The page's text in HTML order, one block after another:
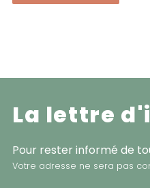
La lettre
Pour rester informé de
Votre adresse ne sera pas